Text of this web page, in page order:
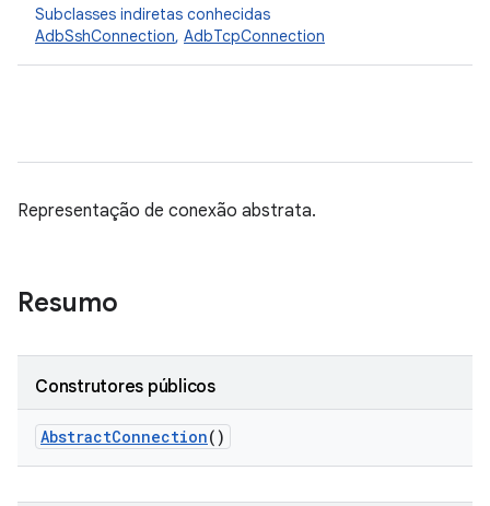
Subclasses indiretas conhecidas
AdbSshConnection, AdbTcpConnection
Representação de conexão abstrata.
Resumo
Construtores públicos
AbstractConnection()